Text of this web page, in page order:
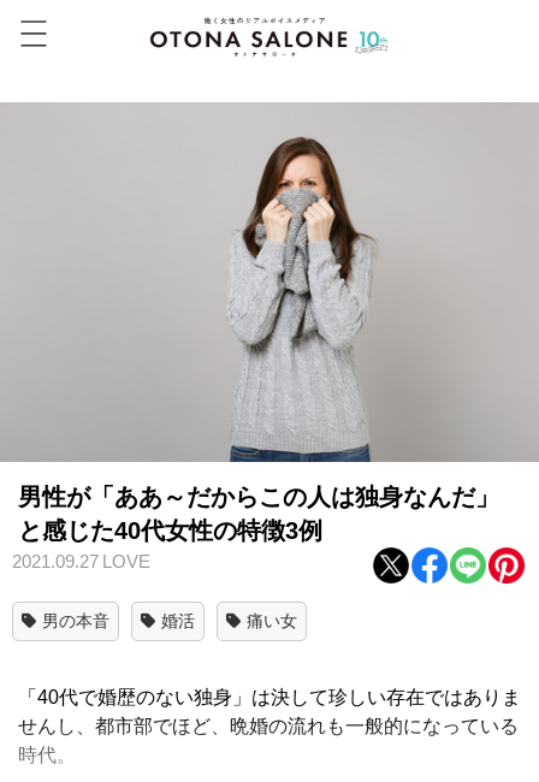
男性が「ああ～だからこの人は独身なんだ」
と感じた40代女性の特徴3例
2021.09.27 LOVE
男の本音 婚活 痛い女
「40代で婚歴のない独身」は決して珍しい存在ではありま
せんし、都市部でほど、晩婚の流れも一般的になっている
時代。